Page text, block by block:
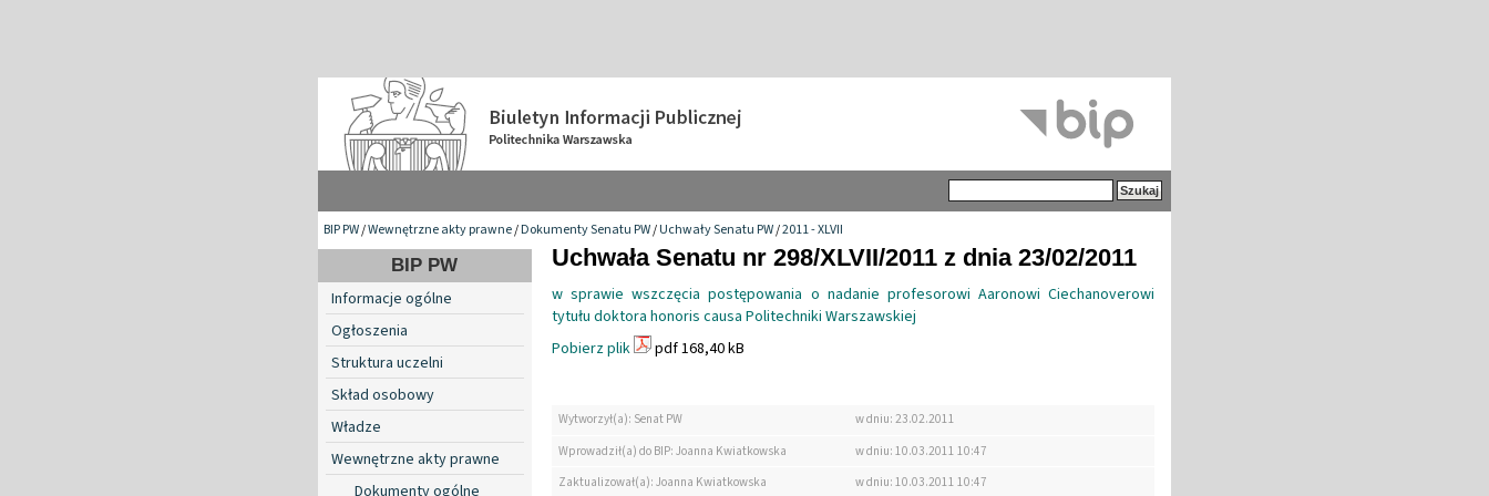
BIP PW/Wewnętrzne akty prawne/Dokumenty Senatu PW/Uchwały Senatu PW/2011 - XLVII
BIP PW
Informacje ogólne
Ogłoszenia
Struktura uczelni
Skład osobowy
Władze
Wewnętrzne akty prawne
Dokumenty ogólne
Uchwała Senatu nr 298/XLVII/2011 z dnia 23/02/2011
w sprawie wszczęcia postępowania o nadanie profesorowi Aaronowi Ciechanoverowi
tytułu doktora honoris causa Politechniki Warszawskiej
Pobierz plik
pdf 168,40 kB
Wytworzył(a): Senat PW
w dniu: 23.02.2011
Wprowadził(a) do BIP: Joanna Kwiatkowska
w dniu: 10.03.2011 10:47
Zaktualizował(a): Joanna Kwiatkowska
w dniu: 10.03.2011 10:47